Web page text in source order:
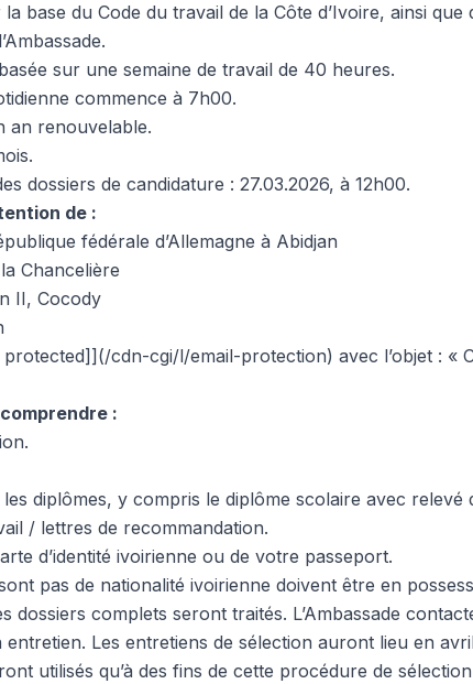
base du Code du travail de la Côte d’Ivoire, ainsi que
sur une semaine de travail de 40 heures.
commence à 7h00.
an renouvelable.
dossiers de candidature : 27.03.2026, à 12h00.
de :
fédérale d’Allemagne à Abidjan
Chancelière
II, Cocody
protected]](/cdn-cgi/l/email-protection) avec l’objet : «
:
diplômes, y compris le diplôme scolaire avec relevé
/ lettres de recommandation.
d’identité ivoirienne ou de votre passeport.
pas de nationalité ivoirienne doivent être en
dossiers complets seront traités. L’Ambassade
entretien. Les entretiens de sélection auront lieu en
utilisés qu’à des fins de cette procédure de